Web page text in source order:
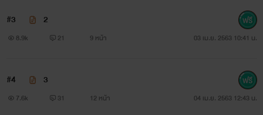
#3 2
8.9k 21 9 หน้า 03 เม.ย. 2563 10:41 น.
#4 3
7.6k 31 12 หน้า 04 เม.ย. 2563 12:43 น.